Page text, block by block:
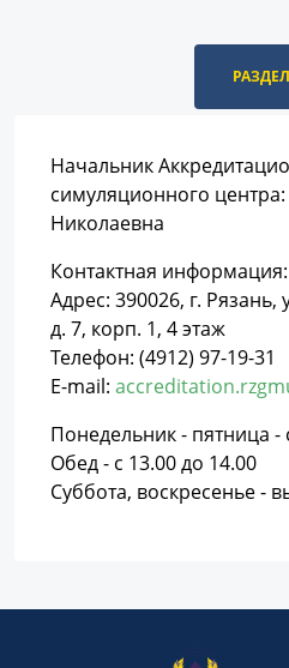
Начальник
симуляционного
Николаевна
Контактная информация:
Адрес: 390026, г. Рязань,
д. 7, корп. 1, 4 этаж
Телефон: (4912) 97-19-31
E-mail:
Понедельник - пятница -
Обед - с 13.00 до 14.00
Суббота, воскресенье -